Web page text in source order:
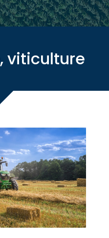
viticulture